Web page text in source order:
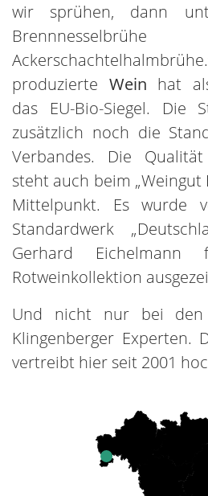
wir sprühen, dann
produzierte Wein hat
das EU-Bio-Siegel. Die
zusätzlich noch die
Verbandes. Die
steht auch beim „Weingut
Mittelpunkt. Es wurde
Standardwerk
Gerhard
Rotweinkollektion
Und nicht nur bei den
Klingenberger Experten.
vertreibt hier seit 2001